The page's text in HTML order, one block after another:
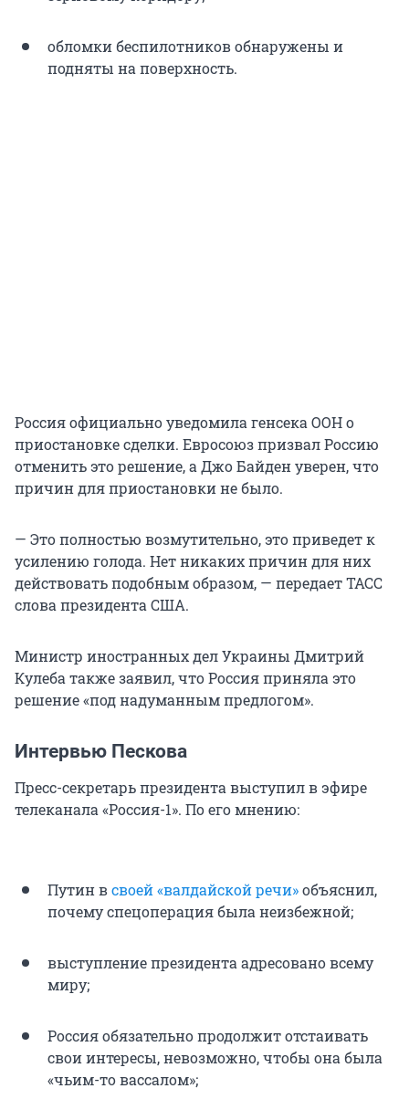
обломки беспилотников обнаружены и
подняты на поверхность.
Россия официально уведомила генсека ООН о
приостановке сделки. Евросоюз призвал Россию
отменить это решение, а Джо Байден уверен, что
причин для приостановки не было.
— Это полностью возмутительно, это приведет к
усилению голода. Нет никаких причин для них
действовать подобным образом, — передает ТАСС
слова президента США.
Министр иностранных дел Украины Дмитрий
Кулеба также заявил, что Россия приняла это
решение «под надуманным предлогом».
Интервью Пескова
Пресс-секретарь президента выступил в эфире
телеканала «Россия-1». По его мнению:
Путин всвоей «валдайской речи»объяснил,
почему спецоперация была неизбежной;
выступление президента адресовано всему
миру;
Россия обязательно продолжит отстаивать
свои интересы, невозможно, чтобы она была
«чьим-то вассалом»;